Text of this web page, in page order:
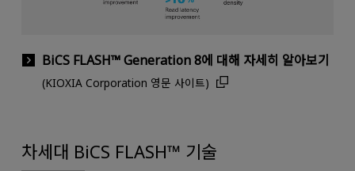
BiCS FLASH™ Generation 8에 대해 자세히 알아보기
(KIOXIA Corporation 영문 사이트)
차세대 BiCS FLASH™ 기술